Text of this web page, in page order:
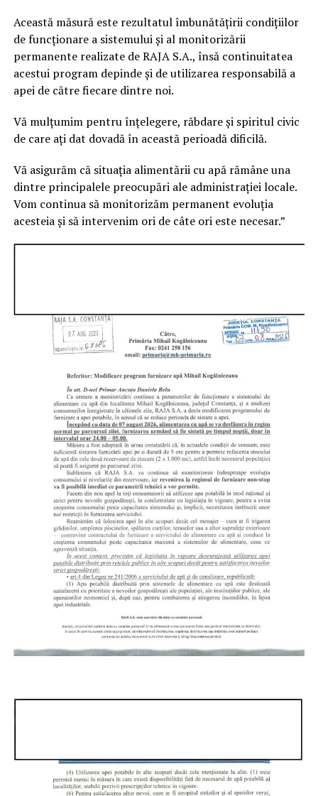
Această măsură este rezultatul îmbunătățirii condițiilor
de funcționare a sistemului și al monitorizării
permanente realizate de RAJA S.A., însă continuitatea
acestui program depinde și de utilizarea responsabilă a
apei de către fiecare dintre noi.
Vă mulțumim pentru înțelegere, răbdare și spiritul civic
de care ați dat dovadă în această perioadă dificilă.
Vă asigurăm că situația alimentării cu apă rămâne una
dintre principalele preocupări ale administrației locale.
Vom continua să monitorizăm permanent evoluția
acesteia și să intervenim ori de câte ori este necesar.”